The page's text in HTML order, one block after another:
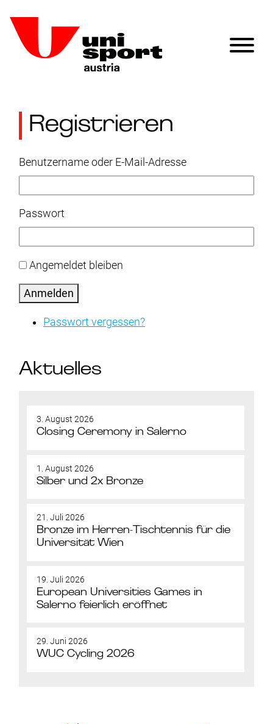
Registrieren
Benutzername oder E-Mail-Adresse
Passwort
Angemeldet bleiben
Anmelden
Passwort vergessen?
Aktuelles
3. August 2026
Closing Ceremony in Salerno
1. August 2026
Silber und 2x Bronze
21. Juli 2026
Bronze im Herren-Tischtennis für die
Universität Wien
19. Juli 2026
European Universities Games in
Salerno feierlich eröffnet
29. Juni 2026
WUC Cycling 2026